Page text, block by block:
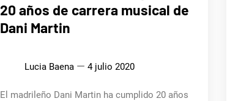
20 años de carrera musical de
Dani Martin
Lucia Baena 4 julio 2020
El madrileño Dani Martin ha cumplido 20 años